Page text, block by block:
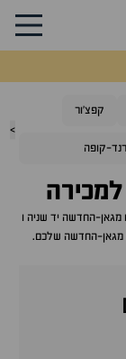
>
קפצ'ור
קופה
למכירה
מגאן-החדשה יד שניה ו
מגאן-החדשה שלכם.